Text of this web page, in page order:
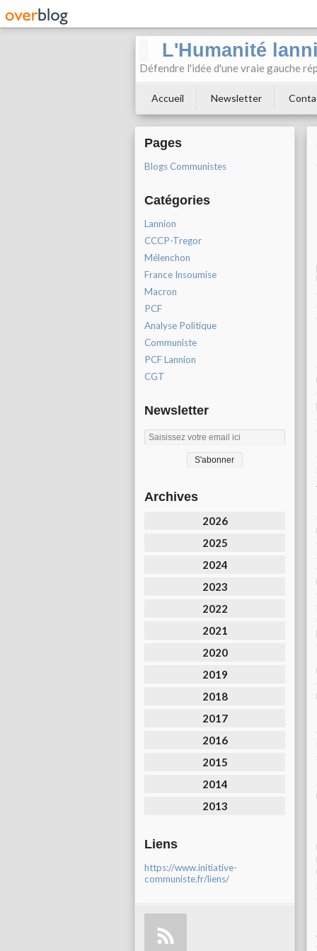
L'Humanité
Défendre l'idée d'une vraie gauche
Accueil Newsletter
Pages
Blogs Communistes
Catégories
Lannion
CCCP-Tregor
Mélenchon
France Insoumise
Macron
PCF
Analyse Politique
Communiste
PCF Lannion
CGT
Newsletter
Archives
2026
2025
2024
2023
2022
2021
2020
2019
2018
2017
2016
2015
2014
2013
Liens
https://www.initiative-
communiste.fr/liens/